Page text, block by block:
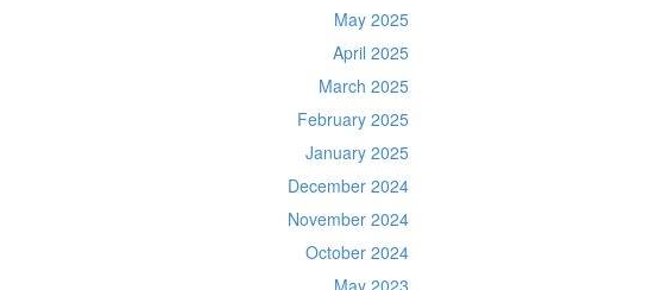
May 2025
April 2025
March 2025
February 2025
January 2025
December 2024
November 2024
October 2024
May 2023